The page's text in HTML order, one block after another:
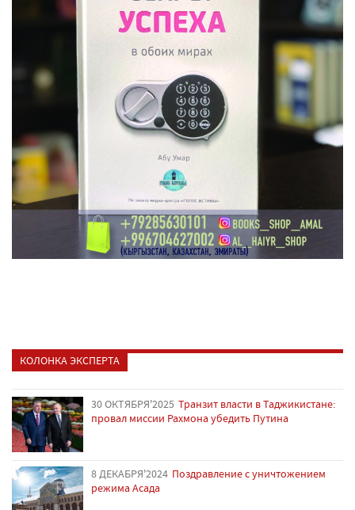
КОЛОНКА ЭКСПЕРТА
30 ОКТЯБРЯ'2025 Транзит власти в Таджикистане:
провал миссии Рахмона убедить Путина
8 ДЕКАБРЯ'2024 Поздравление с уничтожением
режима Асада